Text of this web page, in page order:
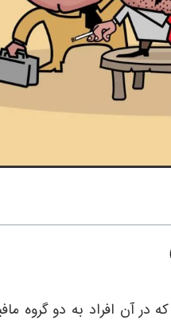
آن افراد به دو گروه